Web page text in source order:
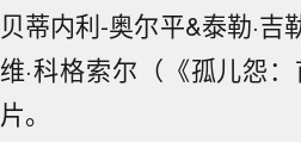
贝蒂内利-奥尔平&泰勒·
维·科格索尔（《孤儿怨
片。